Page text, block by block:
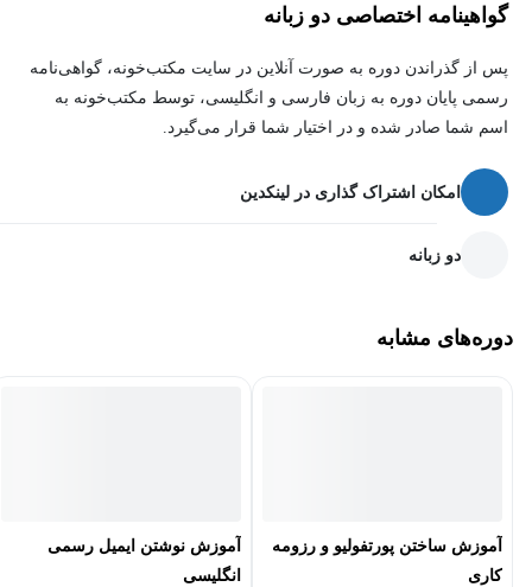
گواهینامه اختصاصی دو زبانه
پس از گذراندن دوره به صورت آنلاین در سایت مکتب‌خونه، گواهی‌نامه
رسمی پایان دوره به زبان فارسی و انگلیسی، توسط مکتب‌خونه به
اسم شما صادر شده و در اختیار شما قرار می‌گیرد.
امکان اشتراک گذاری در لینکدین
دو زبانه
دوره‌های مشابه
آموزش ساختن پورتفولیو و رزومه
کاری
آموزش نوشتن ایمیل رسمی
انگلیسی